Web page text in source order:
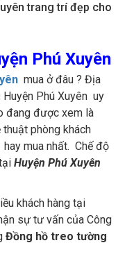
trang trí đẹp cho
Phú Xuyên
mua ở đâu ? Địa
Phú Xuyên uy
đang được xem là
phòng khách
hay mua nhất. Chế độ
Huyện Phú Xuyên
khách hàng tại
sự tư vấn của Công
Đồng hồ treo tường